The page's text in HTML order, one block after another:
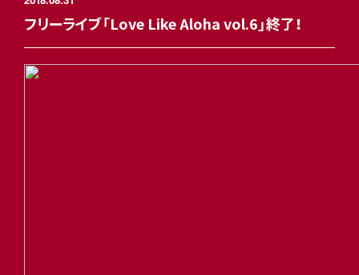
フリーライブ「Love Like Aloha vol.6」終了！